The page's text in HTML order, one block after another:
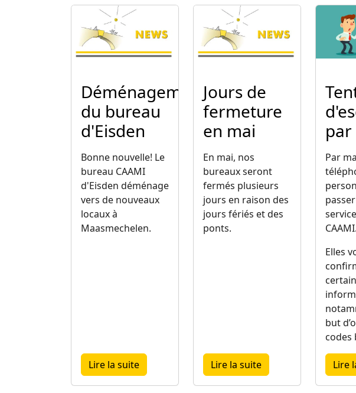
Image
Déménagement
du bureau
d'Eisden
Bonne nouvelle! Le
bureau CAAMI
d'Eisden déménage
vers de nouveaux
locaux à
Maasmechelen.
Lire la suiteabout Déménagement du bureau d'Eisden
Image
Jours de
fermeture
en mai
En mai, nos
bureaux seront
fermés plusieurs
jours en raison des
jours fériés et des
ponts.
Lire la suiteabout Jours de
Image
par
Par
CAAMI.
Elles
but
codes
Lire